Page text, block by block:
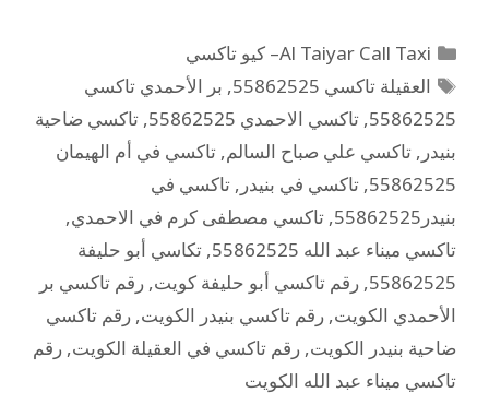
Al Taiyar Call Taxi– كيو تاكسي
العقيلة تاكسي 55862525
, بر الأحمدي تاكسي
55862525
, تاكسي الاحمدي 55862525 , تاكسي ضاحية
بنيدر , تاكسي علي صباح السالم, تاكسي في أم الهيمان
55862525
, تاكسي في بنيدر , تاكسي في
بنيدر55862525
, تاكسي مصطفى كرم في الاحمدي,
تاكسي ميناء عبد الله 55862525
, تكاسي أبو حليفة
55862525
, رقم تاكسي أبو حليفة كويت, رقم تاكسي بر
الأحمدي الكويت, رقم تاكسي بنيدر الكويت, رقم تاكسي
ضاحية بنيدر الكويت, رقم تاكسي في العقيلة الكويت, رقم
تاكسي ميناء عبد الله الكويت